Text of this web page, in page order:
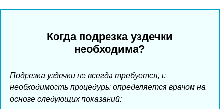
Когда подрезка уздечки
необходима?
Подрезка уздечки не всегда требуется, и
необходимость процедуры определяется врачом на
основе следующих показаний: